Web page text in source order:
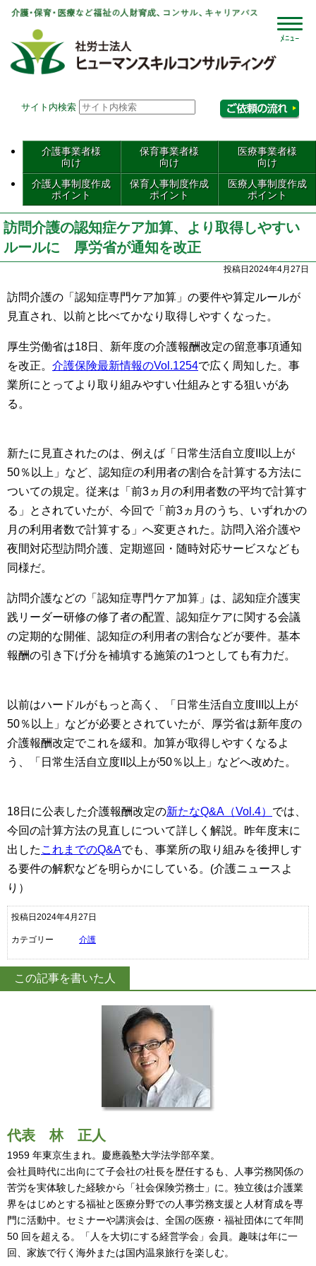
サイト内検索
介護事業者様
向け
保育事業者様
向け
医療事業者様
向け
介護人事制度作成
ポイント
保育人事制度作成
ポイント
医療人事制度作成
ポイント
訪問介護の認知症ケア加算、より取得しやすい
ルールに 厚労省が通知を改正
投稿日2024年4月27日
訪問介護の「認知症専門ケア加算」の要件や算定ルールが
見直され、以前と比べてかなり取得しやすくなった。
厚生労働省は18日、新年度の介護報酬改定の留意事項通知
を改正。 介護保険最新情報のVol.1254で広く周知した。事
業所にとってより取り組みやすい仕組みとする狙いがあ
る。
新たに見直されたのは、例えば「日常生活自立度II以上が
50％以上」など、認知症の利用者の割合を計算する方法に
ついての規定。従来は「前3ヵ月の利用者数の平均で計算す
る」とされていたが、今回で「前3ヵ月のうち、いずれかの
月の利用者数で計算する」へ変更された。訪問入浴介護や
夜間対応型訪問介護、定期巡回・随時対応サービスなども
同様だ。
訪問介護などの「認知症専門ケア加算」は、認知症介護実
践リーダー研修の修了者の配置、認知症ケアに関する会議
の定期的な開催、認知症の利用者の割合などが要件。基本
報酬の引き下げ分を補填する施策の1つとしても有力だ。
以前はハードルがもっと高く、「日常生活自立度III以上が
50％以上」などが必要とされていたが、厚労省は新年度の
介護報酬改定でこれを緩和。加算が取得しやすくなるよ
う、「日常生活自立度II以上が50％以上」などへ改めた。
18日に公表した介護報酬改定の新たなQ&A（Vol.4） では、
今回の計算方法の見直しについて詳しく解説。昨年度末に
出した これまでのQ&Aでも、事業所の取り組みを後押しす
る要件の解釈などを明らかにしている。(介護ニュースよ
り）
投稿日2024年4月27日
カテゴリー 介護
この記事を書いた人
代表 林 正人
1959 年東京生まれ。慶應義塾大学法学部卒業。
会社員時代に出向にて子会社の社長を歴任するも、人事労務関係の
苦労を実体験した経験から「社会保険労務士」に。独立後は介護業
界をはじめとする福祉と医療分野での人事労務支援と人材育成を専
門に活動中。セミナーや講演会は、全国の医療・福祉団体にて年間
50 回を超える。「人を大切にする経営学会」会員。趣味は年に一
回、家族で行く海外または国内温泉旅行を楽しむ。